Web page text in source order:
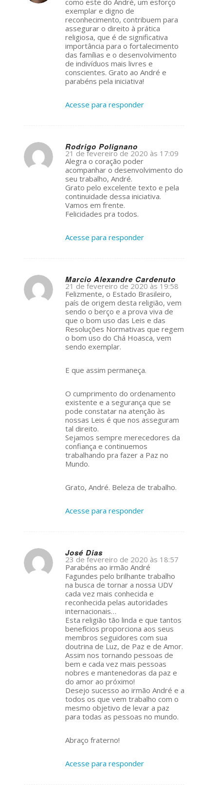
exemplar e digno de
reconhecimento, contribuem para
assegurar o direito à prática
religiosa, que é de significativa
importância para o fortalecimento
das famílias e o desenvolvimento
de indivíduos mais livres e
conscientes. Grato ao André e
parabéns pela iniciativa!
Acesse para responder
Rodrigo Polignano
s
ays:
21 de fevereiro de 2020 às 17:09
Alegra o coração poder
acompanhar o desenvolvimento do
seu trabalho, André.
Grato pelo excelente texto e pela
continuidade dessa iniciativa.
Vamos em frente.
Felicidades pra todos.
Acesse para responder
Marcio Alexandre Cardenuto
s
ays:
21 de fevereiro de 2020 às 19:58
Felizmente, o Estado Brasileiro,
país de origem desta religião, vem
sendo o berço e a prova viva de
que o bom uso das Leis e das
Resoluções Normativas que regem
o bom uso do Chá Hoasca, vem
sendo exemplar.
E que assim permaneça.
O cumprimento do ordenamento
existente e a segurança que se
pode constatar na atenção às
nossas Leis é que nos asseguram
tal direito.
Sejamos sempre merecedores da
confiança e continuemos
trabalhando pra fazer a Paz no
Mundo.
Grato, André. Beleza de trabalho.
Acesse para responder
José Dias
s
ays:
23 de fevereiro de 2020 às 18:57
Parabéns ao irmão André
Fagundes pelo brilhante trabalho
na busca de tornar a nossa UDV
cada vez mais conhecida e
reconhecida pelas autoridades
internacionais…
Esta religião tão linda e que tantos
benefícios proporciona aos seus
membros seguidores com sua
doutrina de Luz, de Paz e de Amor.
Assim nos tornando pessoas de
bem e cada vez mais pessoas
nobres e mantenedoras da paz e
do amor ao próximo!
Desejo sucesso ao irmão André e a
todos os que vem trabalho com o
mesmo objetivo de levar a paz
para todas as pessoas no mundo.
Abraço fraterno!
Acesse para responder